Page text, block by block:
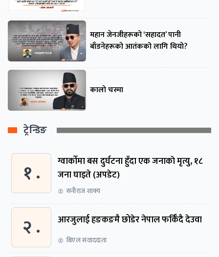
महान जेनजीहरूको ‘सहादत’ पानी
बाँडनेहरूको आतंकको लागि थियो?
कालो चस्मा
ट्रेन्डिङ
१ .
ग्वार्काेमा बस दुर्घटना हुँदा एक जनाकाे मृत्यु, १८
जना घाइते (अपडेट)
सनीराज शाक्य
२ . आरजुलाई हङकङमै छोडेर नेपाल फर्किँदै देउवा
बिएल संवाददाता